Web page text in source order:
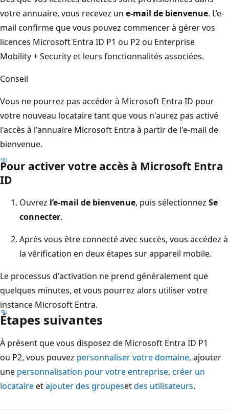
votre annuaire, vous recevez un e-mail de bienvenue. L’e-
mail confirme que vous pouvez commencer à gérer vos
licences Microsoft Entra ID P1 ou P2 ou Enterprise
Mobility + Security et leurs fonctionnalités associées.
Conseil
Vous ne pourrez pas accéder à Microsoft Entra ID pour
votre nouveau locataire tant que vous n'aurez pas activé
l'accès à l'annuaire Microsoft Entra à partir de l'e-mail de
bienvenue.
Pour activer votre accès à Microsoft Entra
ID
Ouvrez l’e-mail de bienvenue, puis sélectionnez Se
connecter.
Après vous être connecté avec succès, vous accédez à
la vérification en deux étapes sur appareil mobile.
Le processus d'activation ne prend généralement que
quelques minutes, et vous pourrez alors utiliser votre
instance Microsoft Entra.
Étapes suivantes
À présent que vous disposez de Microsoft Entra ID P1
ou P2, vous pouvez personnaliser votre domaine, ajouter
une personnalisation pour votre entreprise, créer un
locataireetajouter des groupesetdes utilisateurs.